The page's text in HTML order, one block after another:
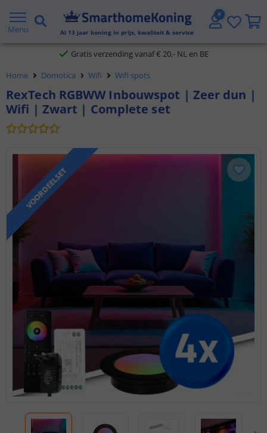
Menu Al 13 jaar koning in prijs, kwaliteit & service
2 jaar garantie
Gratis verzending vanaf € 20,- NL en BE
Klantbeoordeling 9.1
Voor 23:45 uur besteld, morgen in huis
Home Domotica Wifi Wifi spots
RexTech RGBWW Inbouwspot | Zeer dun |
Wifi | Zwart | Complete set
VOORDEELSET